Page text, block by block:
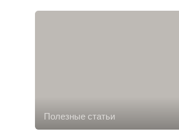
Полезные статьи